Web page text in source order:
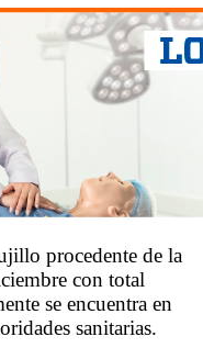
procedente de la
con total
se encuentra en
sanitarias.